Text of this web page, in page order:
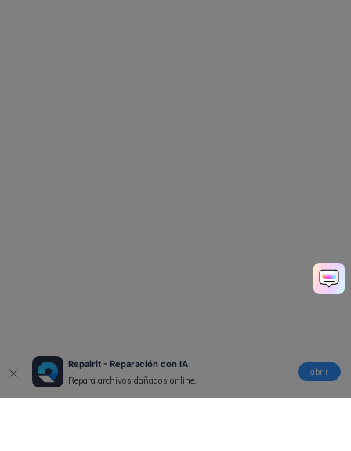
Repairit - Reparación con IA
Repara archivos dañados online.
abrir